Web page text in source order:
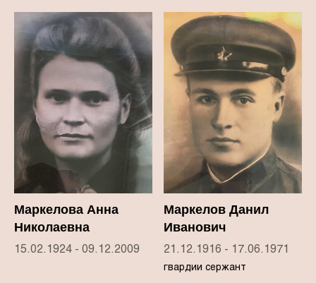
Маркелова Анна
Николаевна
15.02.1924 - 09.12.2009
Маркелов Данил
Иванович
21.12.1916 - 17.06.1971
гвардии сержант